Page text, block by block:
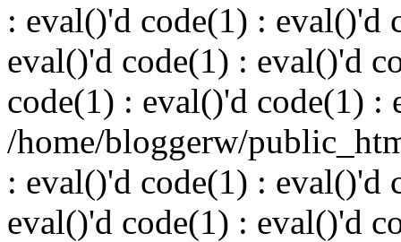
: eval()'d code(1) : eval()'d
eval()'d code(1) : eval()'d
code(1) : eval()'d code(1) :
/home/bloggerw/
: eval()'d code(1) : eval()'d
eval()'d code(1) : eval()'d